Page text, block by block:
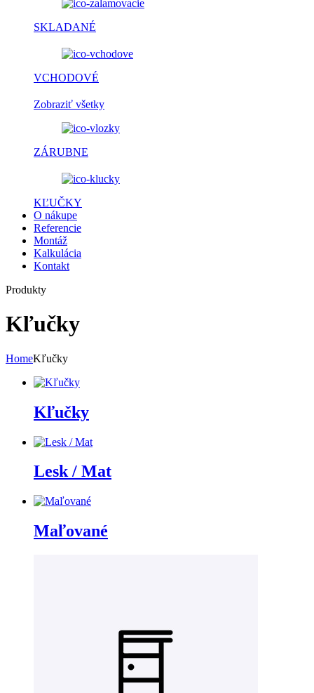
SKLADANÉ
VCHODOVÉ
Zobraziť všetky
ZÁRUBNE
KĽUČKY
O nákupe
Referencie
Montáž
Kalkulácia
Kontakt
Produkty
Kľučky
HomeKľučky
Kľučky
Lesk / Mat
Maľované